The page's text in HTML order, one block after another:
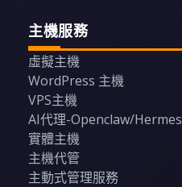
主機服務
虛擬主機
WordPress 主機
VPS主機
AI代理-Openclaw/Hermes
實體主機
主機代管
主動式管理服務